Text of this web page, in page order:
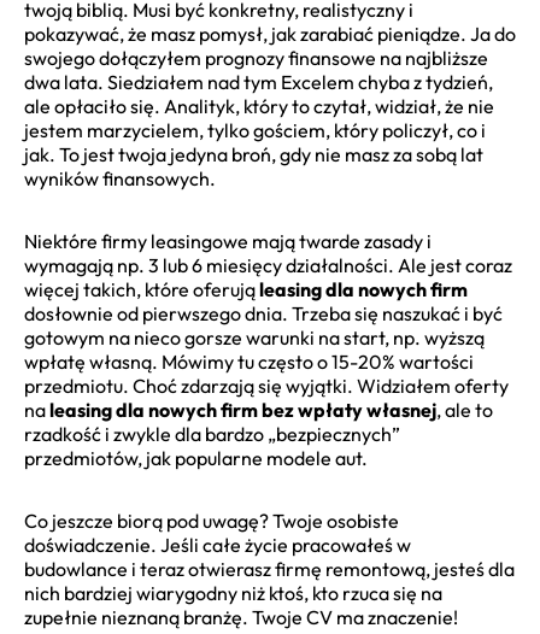
twoją biblią. Musi być konkretny, realistyczny i
pokazywać, że masz pomysł, jak zarabiać pieniądze. Ja do
swojego dołączyłem prognozy finansowe na najbliższe
dwa lata. Siedziałem nad tym Excelem chyba z tydzień,
ale opłaciło się. Analityk, który to czytał, widział, że nie
jestem marzycielem, tylko gościem, który policzył, co i
jak. To jest twoja jedyna broń, gdy nie masz za sobą lat
wyników finansowych.
Niektóre firmy leasingowe mają twarde zasady i
wymagają np. 3 lub 6 miesięcy działalności. Ale jest coraz
więcej takich, które oferująleasing dla nowych firm
dosłownie od pierwszego dnia. Trzeba się naszukać i być
gotowym na nieco gorsze warunki na start, np. wyższą
wpłatę własną. Mówimy tu często o 15-20% wartości
przedmiotu. Choć zdarzają się wyjątki. Widziałem oferty
naleasing dla nowych firm bez wpłaty własnej, ale to
rzadkość i zwykle dla bardzo „bezpiecznych”
przedmiotów, jak popularne modele aut.
Co jeszcze biorą pod uwagę? Twoje osobiste
doświadczenie. Jeśli całe życie pracowałeś w
budowlance i teraz otwierasz firmę remontową, jesteś dla
nich bardziej wiarygodny niż ktoś, kto rzuca się na
zupełnie nieznaną branżę. Twoje CV ma znaczenie!